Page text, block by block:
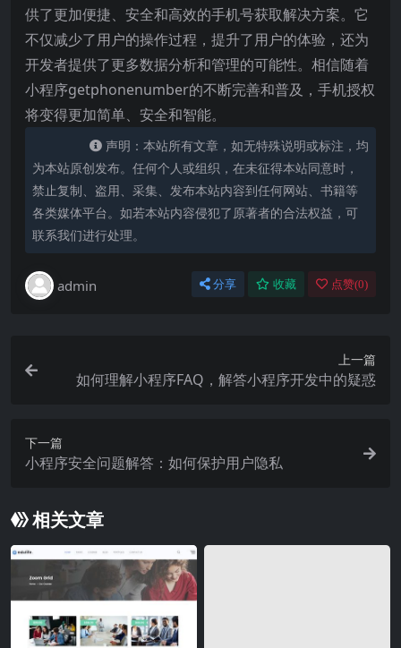
供了更加便捷、安全和高效的手机号获取解决方案。它
不仅减少了用户的操作过程，提升了用户的体验，还为
开发者提供了更多数据分析和管理的可能性。相信随着
小程序getphonenumber的不断完善和普及，手机授权
将变得更加简单、安全和智能。
声明：本站所有文章，如无特殊说明或标注，均
为本站原创发布。任何个人或组织，在未征得本站同意时，
禁止复制、盗用、采集、发布本站内容到任何网站、书籍等
各类媒体平台。如若本站内容侵犯了原著者的合法权益，可
联系我们进行处理。
admin 分享 收藏 点赞(0)
上一篇
如何理解小程序FAQ，解答小程序开发中的疑惑
下一篇
小程序安全问题解答：如何保护用户隐私
相关文章